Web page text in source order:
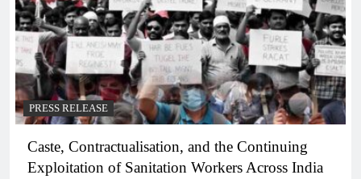
PRESS RELEASE
Caste, Contractualisation, and the Continuing
Exploitation of Sanitation Workers Across India